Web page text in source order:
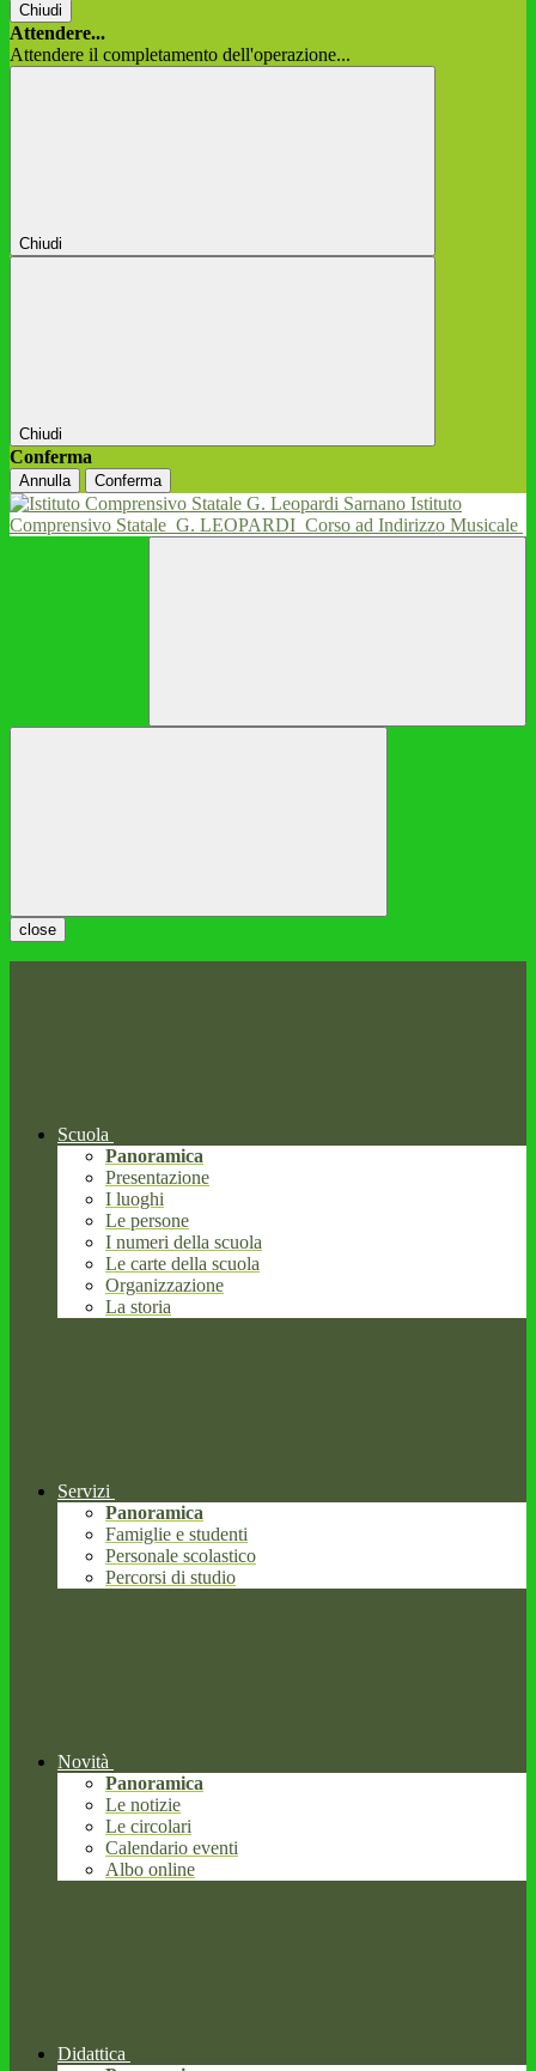
Chiudi
Attendere...
Attendere il completamento dell'operazione...
Chiudi
Chiudi
Conferma
Annulla Conferma
Istituto
Comprensivo Statale G. LEOPARDI Corso ad Indirizzo Musicale
close
Scuola
Panoramica
Presentazione
I luoghi
Le persone
I numeri della scuola
Le carte della scuola
Organizzazione
La storia
Servizi
Panoramica
Famiglie e studenti
Personale scolastico
Percorsi di studio
Novità
Panoramica
Le notizie
Le circolari
Calendario eventi
Albo online
Didattica